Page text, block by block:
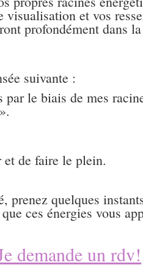
visualisation et vos
profondément dans
suivante :
le biais de mes
et de faire le plein.
prenez quelques
ces énergies vous
demande un rdv!